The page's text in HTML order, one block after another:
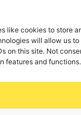
like cookies to store
will allow us to
on this site. Not
features and functions.